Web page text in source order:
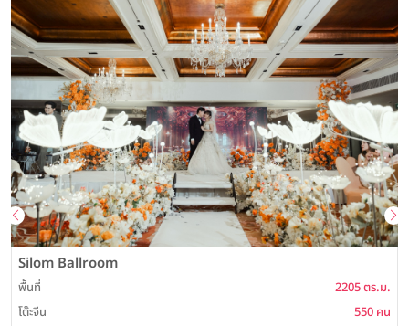
Silom Ballroom
พื้นที่
2205 ตร.ม.
โต๊ะจีน
550 คน